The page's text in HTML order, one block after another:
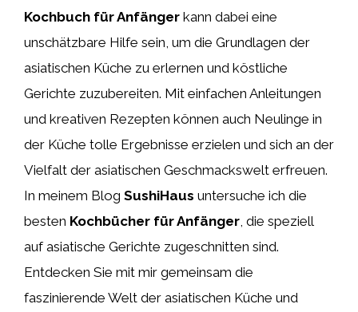
Kochbuch für Anfänger kann dabei eine
unschätzbare Hilfe sein, um die Grundlagen der
asiatischen Küche zu erlernen und köstliche
Gerichte zuzubereiten. Mit einfachen Anleitungen
und kreativen Rezepten können auch Neulinge in
der Küche tolle Ergebnisse erzielen und sich an der
Vielfalt der asiatischen Geschmackswelt erfreuen.
In meinem Blog SushiHaus untersuche ich die
besten Kochbücher für Anfänger, die speziell
auf asiatische Gerichte zugeschnitten sind.
Entdecken Sie mit mir gemeinsam die
faszinierende Welt der asiatischen Küche und